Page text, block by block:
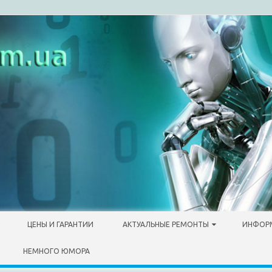
ЦЕНЫ И ГАРАНТИИ АКТУАЛЬНЫЕ РЕМОНТЫ
НЕМНОГО ЮМОРА